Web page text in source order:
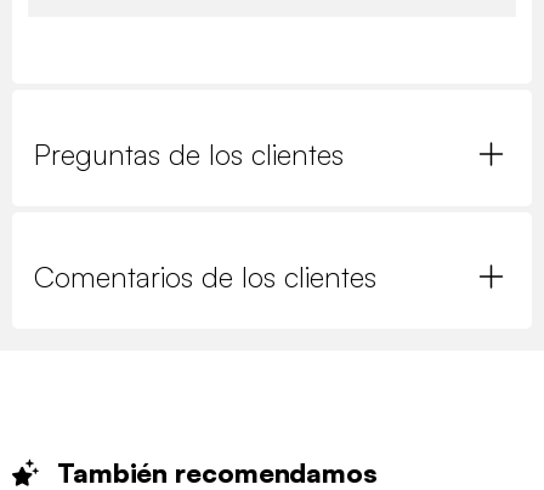
Preguntas de los clientes
Comentarios de los clientes
También recomendamos